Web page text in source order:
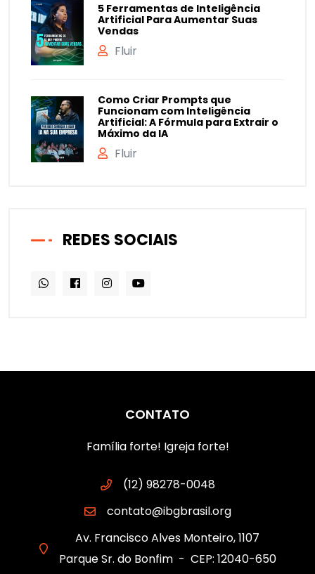
5 Ferramentas de Inteligência
Artificial Para Aumentar Suas
Vendas
Fluir
Como Criar Prompts que
Funcionam com Inteligência
Artificial: A Fórmula para Extrair o
Máximo da IA
Fluir
REDES SOCIAIS
CONTATO
Família forte! Igreja forte!
(12) 98278-0048
contato@ibgbrasil.org
Av. Francisco Alves Monteiro, 1107
Parque Sr. do Bonfim - CEP: 12040-650